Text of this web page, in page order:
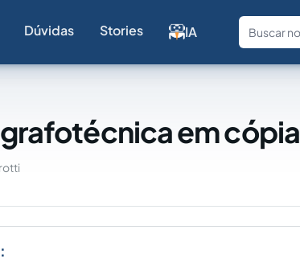
Dúvidas Stories IA
em cópia